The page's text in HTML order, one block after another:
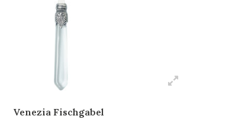
Venezia Fischgabel